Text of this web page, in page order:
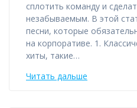
сплотить команду и
незабываемым. В этой
песни, которые
на корпоративе. 1.
хиты, такие…
Читать дальше